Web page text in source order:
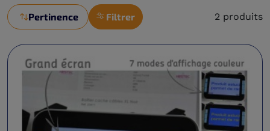
Pertinence Filtrer 2 produits